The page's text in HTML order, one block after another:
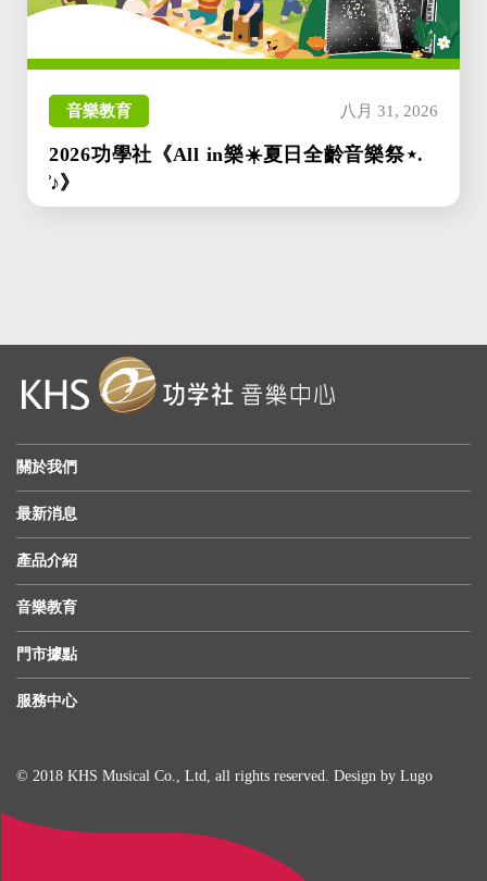
音樂教育 八月 31, 2026
2026功學社《All in樂☀️夏日全齡音樂祭⋆.
̊♪》
關於我們
最新消息
產品介紹
音樂教育
門市據點
服務中心
© 2018 KHS Musical Co., Ltd, all rights reserved. Design by Lugo